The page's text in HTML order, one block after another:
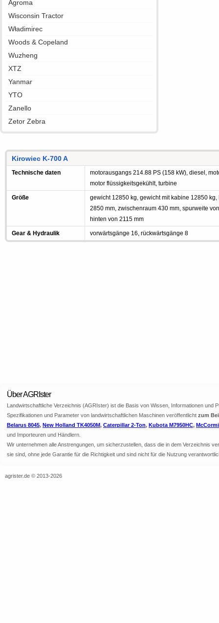
Agroma
Wisconsin Tractor
Władimirec
Woods & Copeland
Wuzheng
XTZ
Yanmar
YTO
Zanello
Zetor Zebra
Kirowiec K-700 A
Technische daten
motorausgangs 214.88 PS (158 kW), diesel,
motor flüssigkeitsgekühlt, turbine
Größe
gewicht 12850 kg, gewicht mit kabine 12850 kg,
2850 mm, zwischenraum 430 mm, spurweite
hinten von 2115 mm
Gear & Hydraulik vorwärtsgänge 16, rückwärtsgänge 8
Über AGRIster
Landwirtschaftliche Verzeichnis (AGRIster) ist die Basis von Wissen, Informationen
Spezifikationen und Parameter von landwirtschaftlichen Maschinen veröffentlicht zum
Belarus 8045, New Holland TK4050M, Caterpillar 2-Ton, Kubota M7950HC,
und Importeuren und Händlern.
Wir unternehmen alle Anstrengungen, um sicherzustellen, dass die in dem Verzeichnis
sie sind, ohne jede Garantie für die Richtigkeit und sind nicht für die Nutzung
agrister.de © 2013-2026